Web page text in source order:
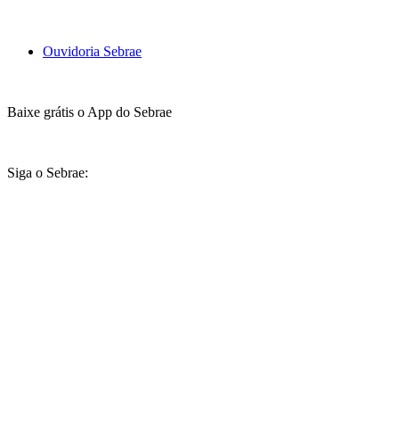
Ouvidoria Sebrae
Baixe grátis o App do Sebrae
Siga o Sebrae: